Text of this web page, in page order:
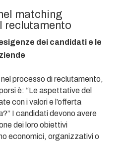
matching
reclutamento
dei candidati e le
processo di reclutamento,
è: “Le aspettative del
con i valori e l’offerta
I candidati devono avere
dei loro obiettivi
economici, organizzativi o